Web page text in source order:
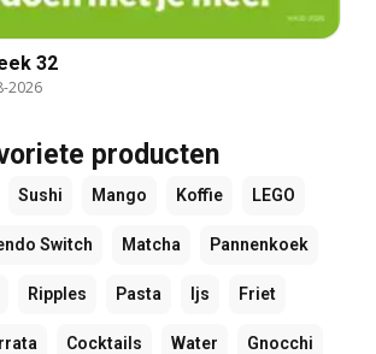
32
2026
producten
Sushi Mango Koffie LEGO
Switch Matcha Pannenkoek
Ripples Pasta Ijs Friet
Cocktails Water Gnocchi